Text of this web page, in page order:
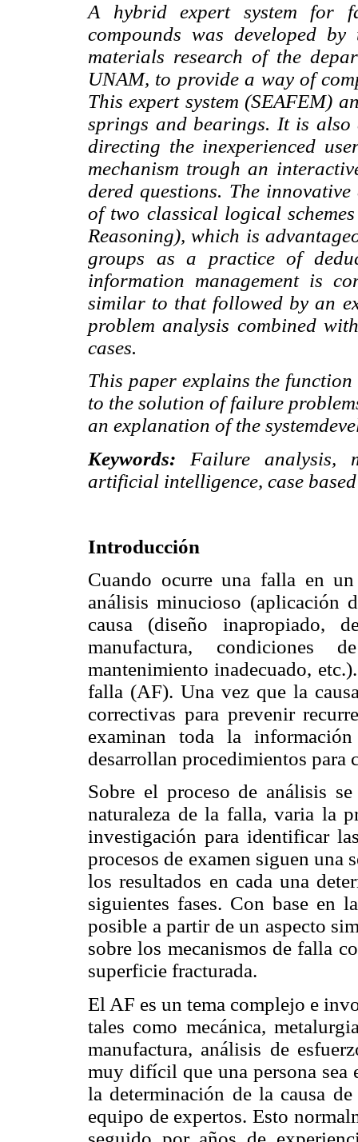
A hybrid expert system for
compounds was developed
materials research of the
UNAM, to provide a way of
This expert system (SEAFEM)
springs and bearings. It is
directing the inexperienced
mechanism trough an
dered questions. The
of two classical logical
Reasoning), which is
groups as a practice of
information management is
similar to that followed by an
problem analysis combined
cases.
This paper explains the
to the solution of failure
an explanation of the
Keywords: Failure analysis,
artificial intelligence, case
Introducción
Cuando ocurre una falla en
análisis minucioso (aplicación
causa (diseño inapropiado,
manufactura, condiciones
mantenimiento inadecuado,
falla (AF). Una vez que la
correctivas para prevenir
examinan toda la
desarrollan procedimientos para
Sobre el proceso de análisis
naturaleza de la falla, varia la
investigación para identificar
procesos de examen siguen una
los resultados en cada una
siguientes fases. Con base en
posible a partir de un aspecto
sobre los mecanismos de falla
superficie fracturada.
El AF es un tema complejo e
tales como mecánica,
manufactura, análisis de
muy difícil que una persona sea
la determinación de la causa
equipo de expertos. Esto